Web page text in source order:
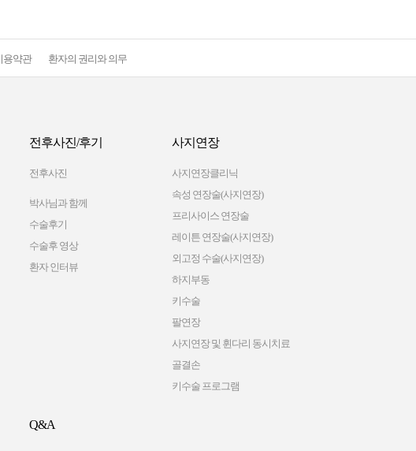
용약관 환자의 권리와 의무
전후사진/후기
전후사진
박사님과 함께
수술후기
수술후 영상
환자 인터뷰
사지연장
사지연장클리닉
속성 연장술(사지연장)
프리사이스 연장술
레이튼 연장술(사지연장)
외고정 수술(사지연장)
하지부동
키수술
팔연장
사지연장 및 휜다리 동시치료
골결손
키수술 프로그램
Q&A